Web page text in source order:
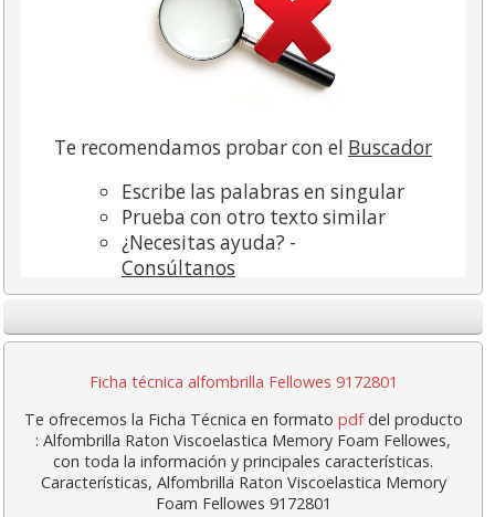
Te recomendamos probar con el Buscador
Escribe las palabras en singular
Prueba con otro texto similar
¿Necesitas ayuda? -
Consúltanos
Haz clickAquípara ir a la página principal.
Ficha técnica alfombrilla Fellowes 9172801
Te ofrecemos la Ficha Técnica en formato pdfdel producto
: Alfombrilla Raton Viscoelastica Memory Foam Fellowes,
con toda la información y principales características.
Características, Alfombrilla Raton Viscoelastica Memory
Foam Fellowes 9172801